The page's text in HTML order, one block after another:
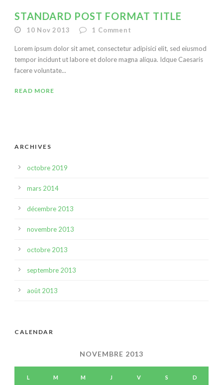
STANDARD POST FORMAT TITLE
10 Nov 2013 1 Comment
Lorem ipsum dolor sit amet, consectetur adipisici elit, sed eiusmod
tempor incidunt ut labore et dolore magna aliqua. Idque Caesaris
facere voluntate...
READ MORE
ARCHIVES
octobre 2019
mars 2014
décembre 2013
novembre 2013
octobre 2013
septembre 2013
août 2013
CALENDAR
NOVEMBRE 2013
L M M J V S D